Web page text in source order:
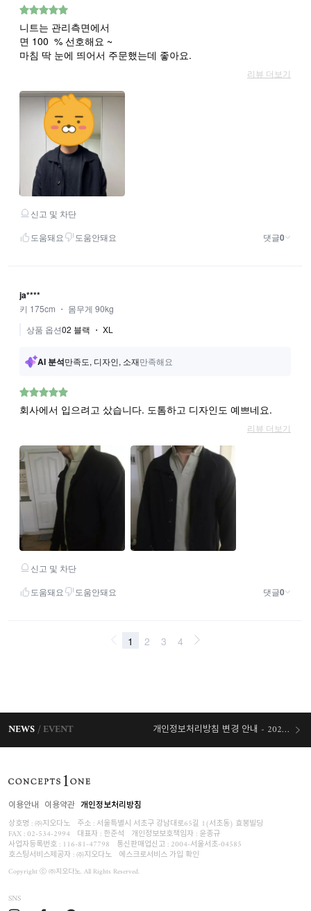
NEWS EVENT 개인정보처리방침 변경 안내 - 2026/07/30 시행
이용안내 이용약관 개인정보처리방침
상호명 : ㈜지오다노 주소 : 서울특별시 서초구 강남대로65길 1(서초동) 효봉빌딩
FAX : 02-534-2994 대표자 : 한준석 개인정보보호책임자 : 윤종규
사업자등록번호 : 116-81-47798 통신판매업신고 : 2004-서울서초-04585
호스팅서비스제공자 : ㈜지오다노 에스크로서비스 가입 확인
Copyright ⓒ ㈜지오다노. All Rights Reserved.
SNS